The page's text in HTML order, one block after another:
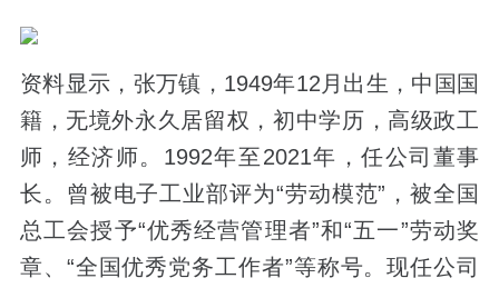
资料显示，张万镇，1949年12月出生，中国国
籍，无境外永久居留权，初中学历，高级政工
师，经济师。1992年至2021年，任公司董事
长。曾被电子工业部评为“劳动模范”，被全国
总工会授予“优秀经营管理者”和“五一”劳动奖
章、“全国优秀党务工作者”等称号。现任公司